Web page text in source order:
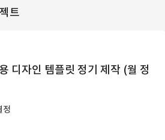
트
디자인 템플릿 정기 제작 (월 정
정